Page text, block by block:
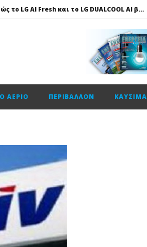
Πώς το LG AI Fresh και το LG DUALCOOL AI βοηθούν να επικεντρωνόμαστε στη φιλοξενία των καλεσμένων μας
Fourlis: Το profit warning και γιατί η Edison βλέπει το ποτήρι μισογεμάτο
HELLENiQ ENERGY: Αποτελέσματα β’ τριμήνου – α’ εξαμήνου 2026
ΑΈΡΙΟ ΠΕΡΙΒΆΛΛΟΝ ΚΑΎΣΙΜΑ